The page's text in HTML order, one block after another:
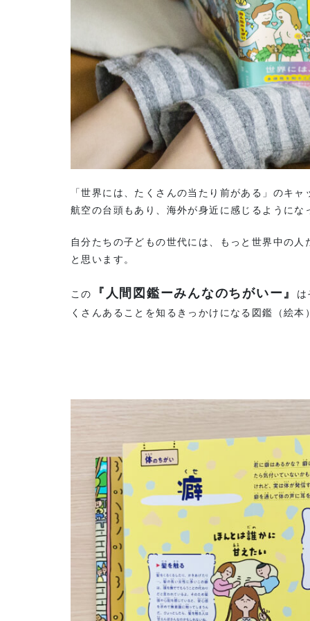
「世界には、たくさんの当たり前がある」のキ
航空の台頭もあり、海外が身近に感じるようにな
自分たちの子どもの世代には、もっと世界中の
と思います。
この 『人間図鑑ーみんなのちがいー』
くさんあることを知るきっかけになる図鑑（絵本